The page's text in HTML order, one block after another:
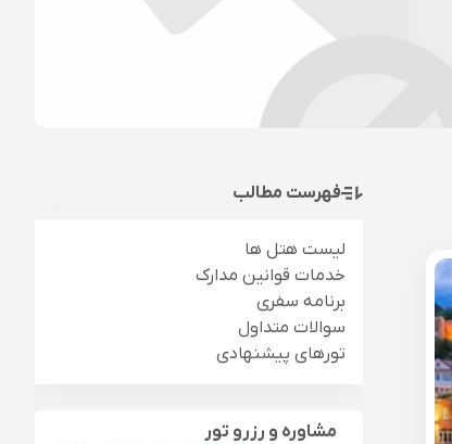
فهرست مطالب
لیست هتل ها
خدمات قوانین مدارک
برنامه سفری
سوالات متداول
تورهای پیشنهادی
مشاوره و رزرو تور